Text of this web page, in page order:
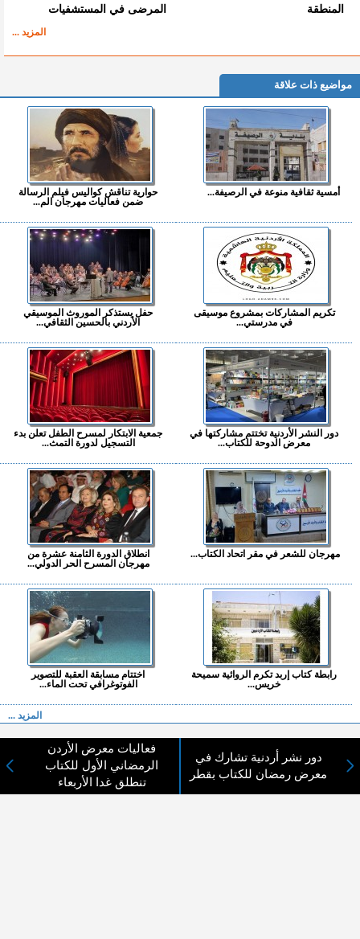
المنطقة
المرضى في المستشفيات
المزيد ...
مواضيع ذات علاقة
أمسية ثقافية منوعة في الرصيفة...
حوارية تناقش كواليس فيلم الرسالة
ضمن فعاليات مهرجان الم...
تكريم المشاركات بمشروع موسيقى
في مدرستي...
حفل يستذكر الموروث الموسيقي
الأردني بالحسين الثقافي...
دور النشر الأردنية تختتم مشاركتها في
معرض الدوحة للكتاب...
جمعية الابتكار لمسرح الطفل تعلن بدء
التسجيل لدورة التمث...
مهرجان للشعر في مقر اتحاد الكتاب...
انطلاق الدورة الثامنة عشرة من
مهرجان المسرح الحر الدولي...
رابطة كتاب إربد تكرم الروائية سميحة
خريس...
اختتام مسابقة العقبة للتصوير
الفوتوغرافي تحت الماء...
المزيد ...
اختيارات القراء
دور نشر أردنية تشارك في
معرض رمضان للكتاب بقطر
فعاليات معرض الأردن
الرمضاني الأول للكتاب
تنطلق غدا الأربعاء